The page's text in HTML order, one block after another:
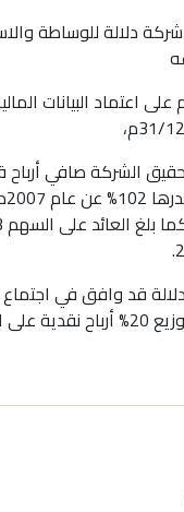
دلالة للوساطة
04/02/2009م على اعتماد
قد وافق في اجتماع
11/11/2008 على توزيع 20%